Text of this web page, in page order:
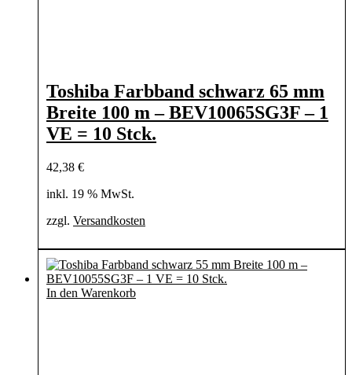
Toshiba Farbband schwarz 65 mm
Breite 100 m – BEV10065SG3F – 1
VE = 10 Stck.
42,38 €
inkl. 19 % MwSt.
zzgl. Versandkosten
In den Warenkorb